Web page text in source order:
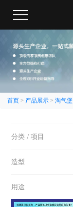
首页 > 产品展示 > 淘气堡
分类 / 项目
造型
用途